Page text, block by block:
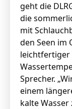
geht die
die
mit
den Seen im
leichtfertiger
Sprecher.
einem
kalte